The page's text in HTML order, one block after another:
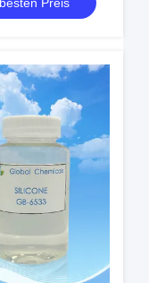
zu erzielen